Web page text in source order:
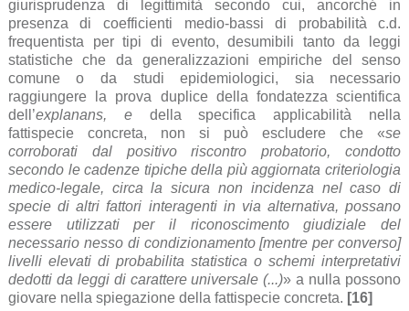
giurisprudenza di legittimità secondo cui, ancorché in
presenza di coefficienti medio-bassi di probabilità c.d.
frequentista per tipi di evento, desumibili tanto da leggi
statistiche che da generalizzazioni empiriche del senso
comune o da studi epidemiologici, sia necessario
raggiungere la prova duplice della fondatezza scientifica
dell’explanans, edella specifica applicabilità nella
fattispecie concreta, non si può escludere che «se
corroborati dal positivo riscontro probatorio, condotto
secondo le cadenze tipiche della più aggiornata criteriologia
medico-legale, circa la sicura non incidenza nel caso di
specie di altri fattori interagenti in via alternativa, possano
essere utilizzati per il riconoscimento giudiziale del
necessario nesso di condizionamento [mentre per converso]
livelli elevati di probabilita statistica o schemi interpretativi
dedotti da leggi di carattere universale (...)» a nulla possono
giovare nella spiegazione della fattispecie concreta. [16]